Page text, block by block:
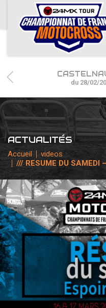
ACCUEIL
ACTUS
CALENDRIER
RÉSULTATS
PHOTOS / WEB TV
CHAMPIONNAT
PARTENAIRES
accéder à la
du 28/02/
ACTUALITÉS
Accueil
videos
/// RESUME DU SAMEDI